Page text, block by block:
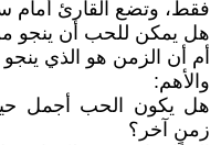
فقط، وتضع القارئ أمام
هل يمكن للحب أن ينجو
أم أن الزمن هو الذي
والأهم:
هل يكون الحب أجمل
زمنٍ آخر؟